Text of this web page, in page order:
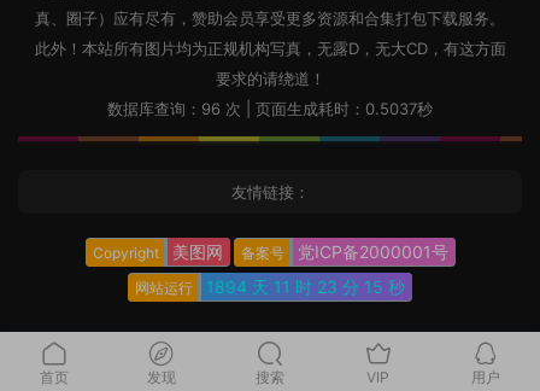
真、圈子）应有尽有，赞助会员享受更多资源和合集打包下载服务。
此外！本站所有图片均为正规机构写真，无露D，无大CD，有这方面
要求的请绕道！
数据库查询：96 次 | 页面生成耗时：0.5037秒
友情链接：
Copyright 美图网 备案号 党ICP备2000001号
网站运行 1894 天 11 时 23 分 16 秒
首页 发现 搜索 VIP 用户